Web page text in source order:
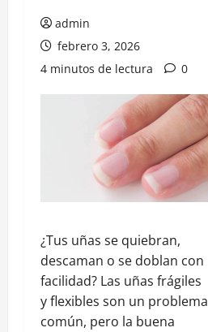
admin
febrero 3, 2026
4 minutos de lectura
0
¿Tus uñas se quiebran,
descaman o se doblan con
facilidad? Las uñas frágiles
y flexibles son un problema
común, pero la buena